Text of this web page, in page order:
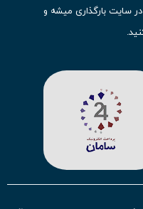
سایت بارگذاری میشه و
مطرح دنیای فوتبال، تعداد
شامل
لباس رئال مادرید
لباس منچستر سیتی
ولباس تیم ملی
محصولاتشون رو موجود